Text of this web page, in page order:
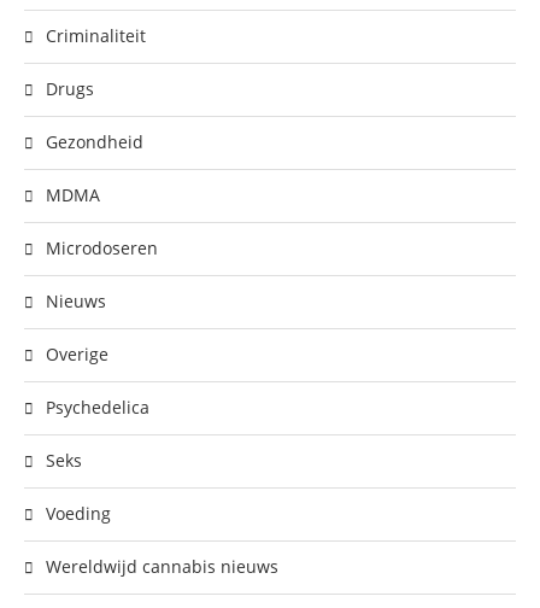
Criminaliteit
Drugs
Gezondheid
MDMA
Microdoseren
Nieuws
Overige
Psychedelica
Seks
Voeding
Wereldwijd cannabis nieuws